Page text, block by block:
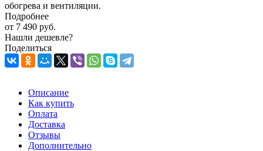
обогрева и вентиляции.
Подробнее
от 7 490 руб.
Нашли дешевле?
Поделиться
Описание
Как купить
Оплата
Доставка
Отзывы
Дополнительно